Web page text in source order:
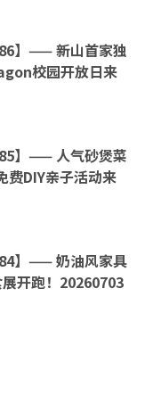
】—— 新山首家独
校园开放日来
】—— 人气砂煲菜
DIY亲子活动来
】—— 奶油风家具
开跑！20260703